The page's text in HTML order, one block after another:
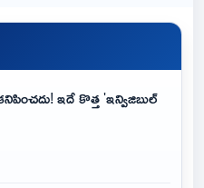
ఇదే కొత్త 'ఇన్విజిబుల్